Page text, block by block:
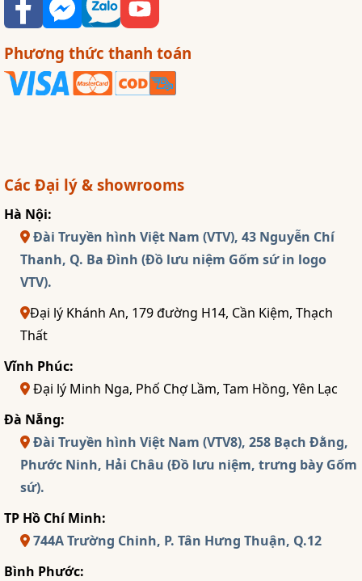
Phương thức thanh toán
Các Đại lý & showrooms
Hà Nội:
Đài Truyền hình Việt Nam (VTV), 43 Nguyễn Chí
Thanh, Q. Ba Đình (Đồ lưu niệm Gốm sứ in logo
VTV).
Đại lý Khánh An, 179 đường H14, Cần Kiệm, Thạch
Thất
Vĩnh Phúc:
Đại lý Minh Nga, Phố Chợ Lầm, Tam Hồng, Yên Lạc
Đà Nẵng:
Đài Truyền hình Việt Nam (VTV8), 258 Bạch Đằng,
Phước Ninh, Hải Châu (Đồ lưu niệm, trưng bày Gốm
sứ).
TP Hồ Chí Minh:
744A Trường Chinh, P. Tân Hưng Thuận, Q.12
Bình Phước: